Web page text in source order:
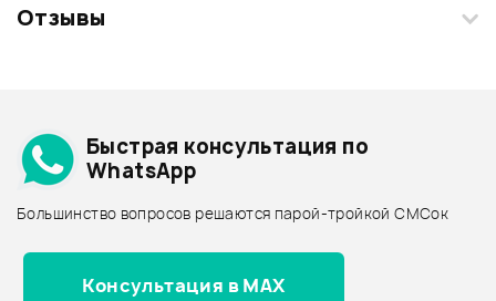
11 160 ₽
Загрузите свои фотографии купленного товара и получите
Отзывы
Архив товаров - дешевле
Архив товаров - дороже
Все товары CROWN
Архив товаров - новинки
Быстрая консультация по
WhatsApp
Большинство вопросов решаются парой-тройкой СМСок
Консультация в MAX